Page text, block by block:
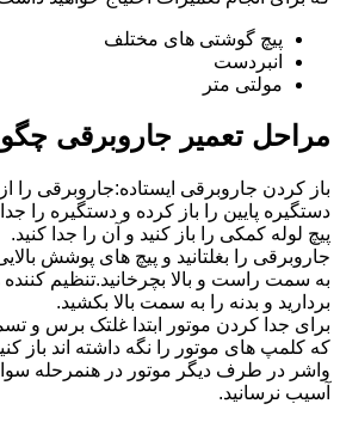
پیچ گوشتی های مختلف
انبردست
مولتی متر
مراحل تعمیر جاروبرقی
باز کردن جاروبرقی ایستاده:جاروبرقی را
دستگیره پایین را باز کرده و دستگیره را
پیچ لوله کمکی را باز کنید و آن را جدا کنید.
جاروبرقی را بغلتانید و پیچ های پوشش بالایی
به سمت راست و بالا بچرخانید.تنظیم کننده
بردارید و بدنه را به سمت بالا بکشید.
برای جدا کردن موتور ابتدا غلتک برس و
که کلمپ های موتور را نگه داشته اند باز
واشر در طرف دیگر موتور در هنمرحله
آسیب نرسانید.